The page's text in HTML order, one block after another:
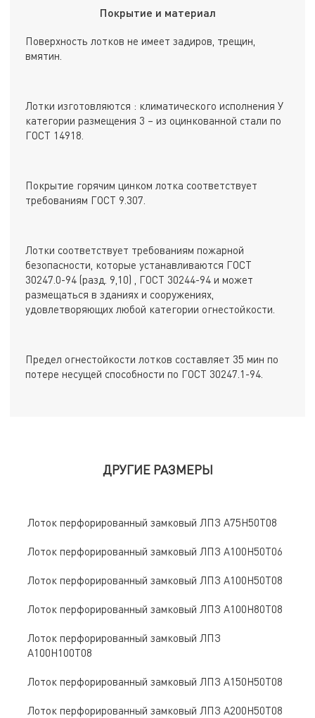
Покрытие и материал
Поверхность лотков не имеет задиров, трещин,
вмятин.
Лотки изготовляются : климатического исполнения У
категории размещения 3 – из оцинкованной стали по
ГОСТ 14918.
Покрытие горячим цинком лотка соответствует
требованиям ГОСТ 9.307.
Лотки соответствует требованиям пожарной
безопасности, которые устанавливаются ГОСТ
30247.0-94 (разд. 9,10) , ГОСТ 30244-94 и может
размещаться в зданиях и сооружениях,
удовлетворяющих любой категории огнестойкости.
Предел огнестойкости лотков составляет 35 мин по
потере несущей способности по ГОСТ 30247.1-94.
ДРУГИЕ РАЗМЕРЫ
Лоток перфорированный замковый ЛПЗ A75Н50Т08
Лоток перфорированный замковый ЛПЗ A100Н50Т06
Лоток перфорированный замковый ЛПЗ A100Н50Т08
Лоток перфорированный замковый ЛПЗ A100Н80Т08
Лоток перфорированный замковый ЛПЗ
A100Н100Т08
Лоток перфорированный замковый ЛПЗ A150Н50Т08
Лоток перфорированный замковый ЛПЗ A200Н50Т08